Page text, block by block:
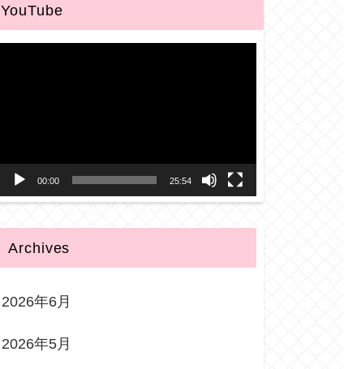
YouTube
ー
00:00 25:54
Archives
2026年6月
2026年5月